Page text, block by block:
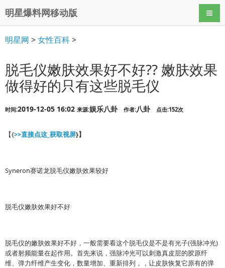
明星爆料网移动版 导航
明星网 >女性百科>
脱毛仪嫩肤效果好不好?? 嫩肤效果
做得好的只有这些脱毛仪
时间:2019-12-05 16:02 来源:娱乐八卦 作者:八卦 点击:152次
【{>>直接点这_获取视屏}】
Syneron赛诺龙脱毛仪嫩肤效果较好
脱毛仪嫩肤效果好不好
脱毛仪的嫩肤效果好不好，一般需要看这个脱毛仪是不是有光子(强脉冲光)
或者射频能量在起作用。首先来说，强脉冲光可以刺激真皮层的胶原纤
维、弹力纤维产生变化，数量增加、重新排列，，让皮肤恢复它原有的弹